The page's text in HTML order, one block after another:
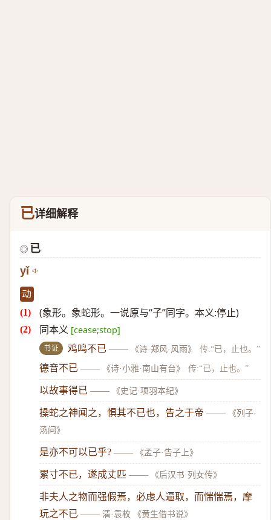
已详细解释
◎ 已
yǐ
动
(象形。象蛇形。一说原与“子”同字。本义:停止)
同本义 [cease;stop]
书证 鸡鸣不已 —— 《诗·郑风·风雨》 传:“已，止也。”
德音不已 —— 《诗·小雅·南山有台》 传:“已，止也。”
以故事得已 —— 《史记·项羽本纪》
操蛇之神闻之，惧其不已也，告之于帝 ——
《列子·
汤问》
是亦不可以已乎? —— 《孟子·告子上》
累寸不已，遂成丈匹 —— 《后汉书·列女传》
非夫人之物而强假焉，必虑人逼取，而惴惴焉，摩
玩之不已 —— 清·袁枚 《黄生借书说》